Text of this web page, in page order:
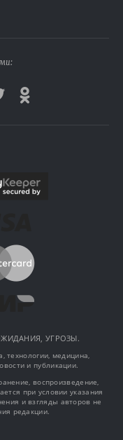
УГРОЗЫ.
технологии, медицина,
и публикации.
воспроизведение,
при условии указания
и взгляды авторов не
редакции.